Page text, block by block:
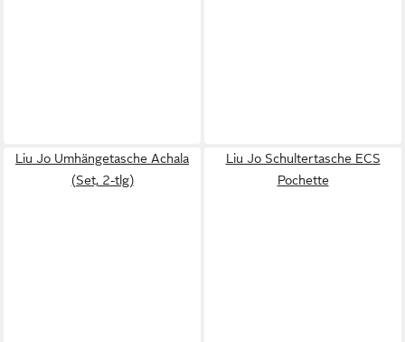
Liu Jo Umhängetasche Achala
(Set, 2-tlg)
Liu Jo Schultertasche ECS
Pochette